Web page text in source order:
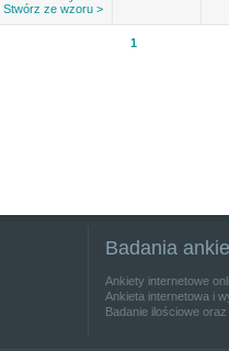
Stwórz ze wzoru >
1
Badania
Ankiety internetowe
Ankieta internetowa i
Badanie ilościowe